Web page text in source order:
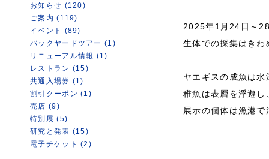
お知らせ (120)
ご案内 (119)
イベント (89)
バックヤードツアー (1)
リニューアル情報 (1)
レストラン (15)
共通入場券 (1)
割引クーポン (1)
売店 (9)
特別展 (5)
研究と発表 (15)
電子チケット (2)
2025年1月24日～
生体での採集はきわ
ヤエギスの成魚は
稚魚は表層を浮遊
展示の個体は漁港